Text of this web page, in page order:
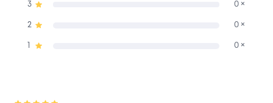
3 0 ×
2 0 ×
0 ×